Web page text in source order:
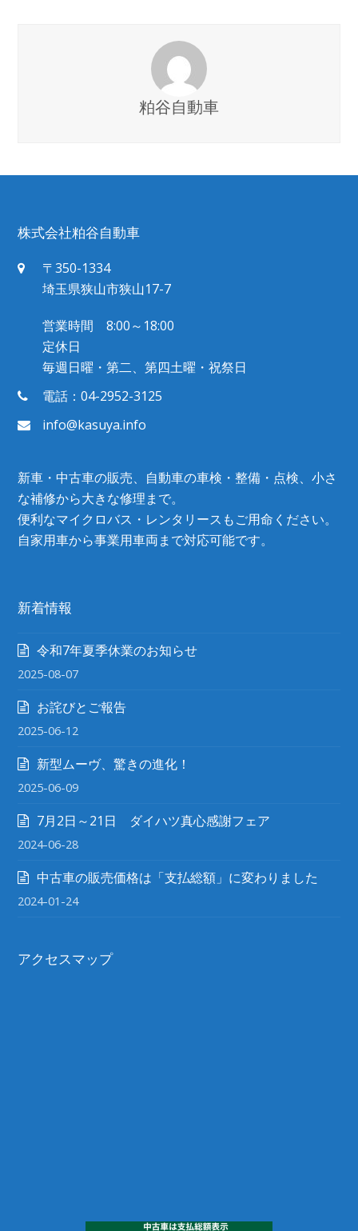
粕谷自動車
株式会社粕谷自動車
〒350-1334
埼玉県狭山市狭山17-7
営業時間 8:00～18:00
定休日
毎週日曜・第二、第四土曜・祝祭日
電話：04-2952-3125
info@kasuya.info
新車・中古車の販売、自動車の車検・整備・点検、小さ
な補修から大きな修理まで。
便利なマイクロバス・レンタリースもご用命ください。
自家用車から事業用車両まで対応可能です。
新着情報
令和7年夏季休業のお知らせ
2025-08-07
お詫びとご報告
2025-06-12
新型ムーヴ、驚きの進化！
2025-06-09
7月2日～21日 ダイハツ真心感謝フェア
2024-06-28
中古車の販売価格は「支払総額」に変わりました
2024-01-24
アクセスマップ